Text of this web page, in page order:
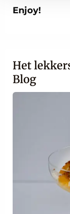
Enjoy!
Het
Blog